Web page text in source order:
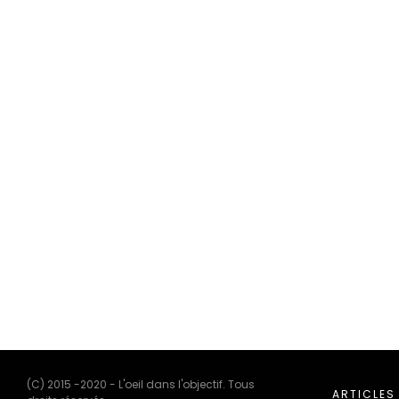
(C) 2015 -2020 - L'oeil dans l'objectif. Tous
ARTICLES